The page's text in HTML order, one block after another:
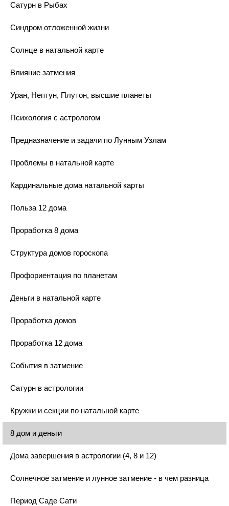
Сатурн в Рыбах
Синдром отложенной жизни
Солнце в натальной карте
Влияние затмения
Уран, Нептун, Плутон, высшие планеты
Психология с астрологом
Предназначение и задачи по Лунным Узлам
Проблемы в натальной карте
Кардинальные дома натальной карты
Польза 12 дома
Проработка 8 дома
Структура домов гороскопа
Профориентация по планетам
Деньги в натальной карте
Проработка домов
Проработка 12 дома
События в затмение
Сатурн в астрологии
Кружки и секции по натальной карте
8 дом и деньги
Дома завершения в астрологии (4, 8 и 12)
Солнечное затмение и лунное затмение - в чем разница
Период Саде Сати